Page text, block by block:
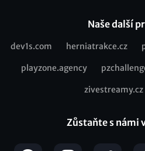
Naše další
Recommended
dev1s.com herniatrakce.cz
playzone.agency
zivestreamy.cz
Zůstaňte s námi